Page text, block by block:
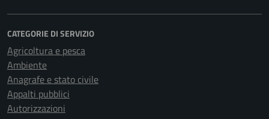
CATEGORIE DI SERVIZIO
Agricoltura e pesca
Ambiente
Anagrafe e stato civile
Appalti pubblici
Autorizzazioni